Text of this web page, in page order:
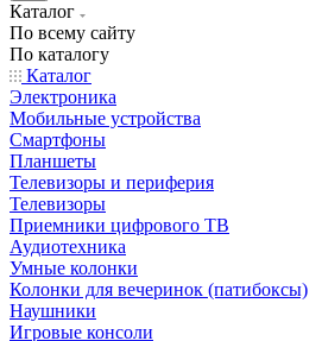
Каталог
По всему сайту
По каталогу
Каталог
Электроника
Мобильные устройства
Смартфоны
Планшеты
Телевизоры и периферия
Телевизоры
Приемники цифрового ТВ
Аудиотехника
Умные колонки
Колонки для вечеринок (патибоксы)
Наушники
Игровые консоли